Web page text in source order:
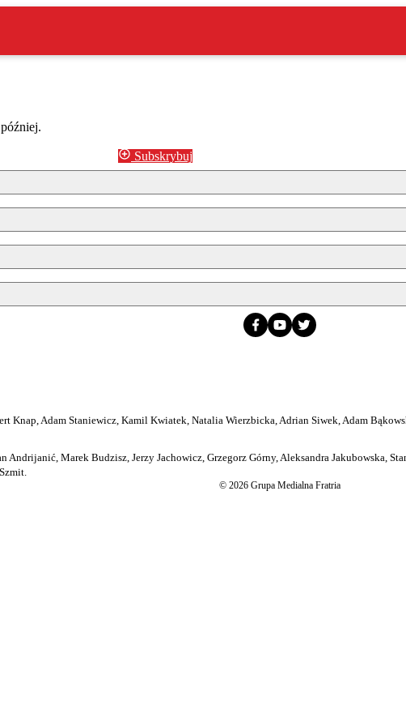
Subskrybuj
Knap, Adam Staniewicz, Kamil Kwiatek, Natalia Wierzbicka, Adrian Siwek, Adam
Marek Budzisz, Jerzy Jachowicz, Grzegorz Górny, Aleksandra Jakubowska,
© 2026 Grupa Medialna Fratria